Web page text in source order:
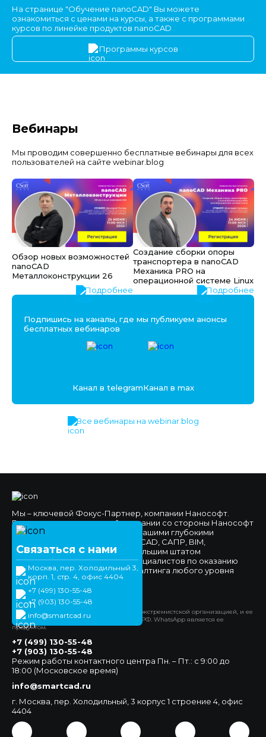
На странице "Обучение nanoCAD" Вы можете
ознакомиться с ценами на курсы, а также с программами
курсов по линейке продуктов nanoCAD
Программы курсов
Вебинары
Мы проводим совершенно бесплатные вебинары для всех
пользователей на сайте webinar.blog
Обзор новых возможностей
nanoCAD
Металлоконструкции 26
Подробнее
Создание сборки опоры
транспортера в nanoCAD
Механика PRO на
операционной системе Linux
Подробнее
Подпишись на каналы, где мы публикуем анонсы
бесплатных вебинаров
Канал в telegramКанал в max
Все вебинары на webinar.blog
Связаться с нами
Москва, пер. Холодильный 3,
корп. 1, стр. 4, офис 4404
+7 (499) 130-55-48
+7 (903) 130-55-48
info@smartcad.ru
Мы – ключевой Фокус-Партнер, компании Нанософт.
Высокое доверие к нашей компании со стороны Нанософт
и наших клиентов обеспечено нашими глубокими
компетенциями в области nanoCAD, САПР, BIM,
импортозамещения, а также большим штатом
высококвалифицированных специалистов по оказанию
технической поддержки и консалтинга любого уровня
сложности.
Официальный сайт
*Компания Meta Platforms Inc. признана экстремистской организацией, и ее
деятельность запрещена на территории РФ. WhatsApp является ее
продуктом.
+7 (499) 130-55-48
+7 (903) 130-55-48
Режим работы контактного центра Пн. – Пт.: с 9:00 до
18:00 (Московское время)
info@smartcad.ru
г. Москва, пер. Холодильный, 3 корпус 1 строение 4, офис
4404